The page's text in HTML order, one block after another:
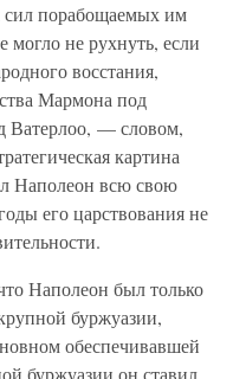
сил порабощаемых им
могло не рухнуть, если
восстания,
Мармона под
Ватерлоо, — словом,
картина
Наполеон всю свою
его царствования не
Наполеон был только
буржуазии,
обеспечивавшей
буржуазии он ставил,